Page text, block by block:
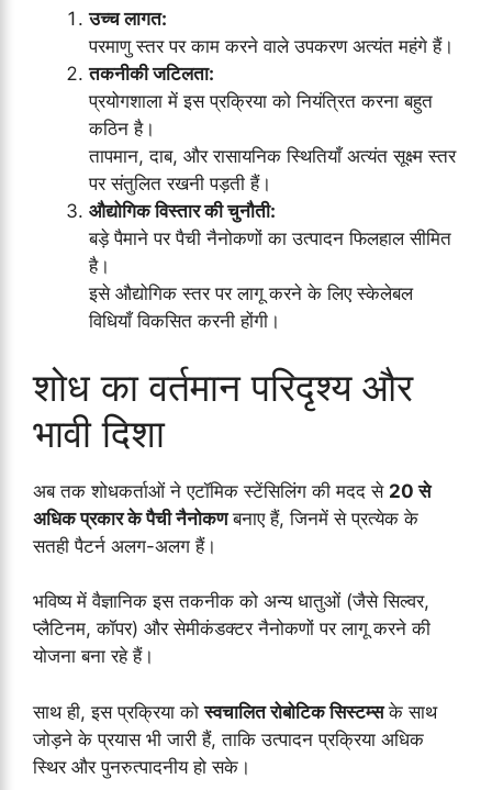
उच्च लागत:
परमाणु स्तर पर काम करने वाले उपकरण अत्यंत महंगे हैं।
तकनीकी जटिलता:
प्रयोगशाला में इस प्रक्रिया को नियंत्रित करना बहुत
कठिन है।
तापमान, दाब, और रासायनिक स्थितियाँ अत्यंत सूक्ष्म स्तर
पर संतुलित रखनी पड़ती हैं।
औद्योगिक विस्तार की चुनौती:
बड़े पैमाने पर पैची नैनोकणों का उत्पादन फिलहाल सीमित
है।
इसे औद्योगिक स्तर पर लागू करने के लिए स्केलेबल
विधियाँ विकसित करनी होंगी।
शोध का वर्तमान परिदृश्य और
भावी दिशा
अब तक शोधकर्ताओं ने एटॉमिक स्टेंसिलिंग की मदद से 20 से
अधिक प्रकार के पैची नैनोकणबनाए हैं, जिनमें से प्रत्येक के
सतही पैटर्न अलग-अलग हैं।
भविष्य में वैज्ञानिक इस तकनीक को अन्य धातुओं (जैसे सिल्वर,
प्लैटिनम, कॉपर) और सेमीकंडक्टर नैनोकणों पर लागू करने की
योजना बना रहे हैं।
साथ ही, इस प्रक्रिया कोस्वचालित रोबोटिक सिस्टम्सके साथ
जोड़ने के प्रयास भी जारी हैं, ताकि उत्पादन प्रक्रिया अधिक
स्थिर और पुनरुत्पादनीय हो सके।